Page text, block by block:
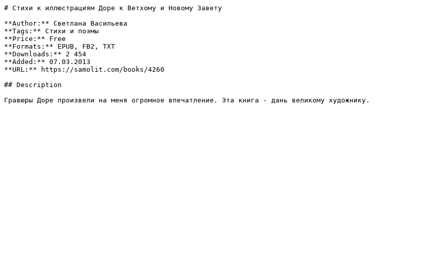
# Стихи к иллюстрациям Доре к Ветхому и Новому Завету
**Author:** Светлана Васильева
**Tags:** Стихи и поэмы
**Price:** Free
**Formats:** EPUB, FB2, TXT
**Downloads:** 2 454
**Added:** 07.03.2013
**URL:** https://samolit.com/books/4260
## Description
Гравюры Доре произвели на меня огромное впечатление. Эта книга - дань великому художнику.